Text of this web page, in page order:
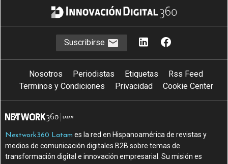
Suscribirse
Nosotros Periodistas Etiquetas
Rss Feed
Terminos y Condiciones
Privacidad Cookie Center
Nextwork360 Latam es la red en Hispanoamérica de revistas y
medios de comunicación digitales B2B sobre temas de
transformación digital e innovación empresarial. Su misión es